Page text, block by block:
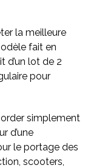
la meilleure
fait en
d’un lot de 2
pour
simplement
d’une
le portage des
scooters,